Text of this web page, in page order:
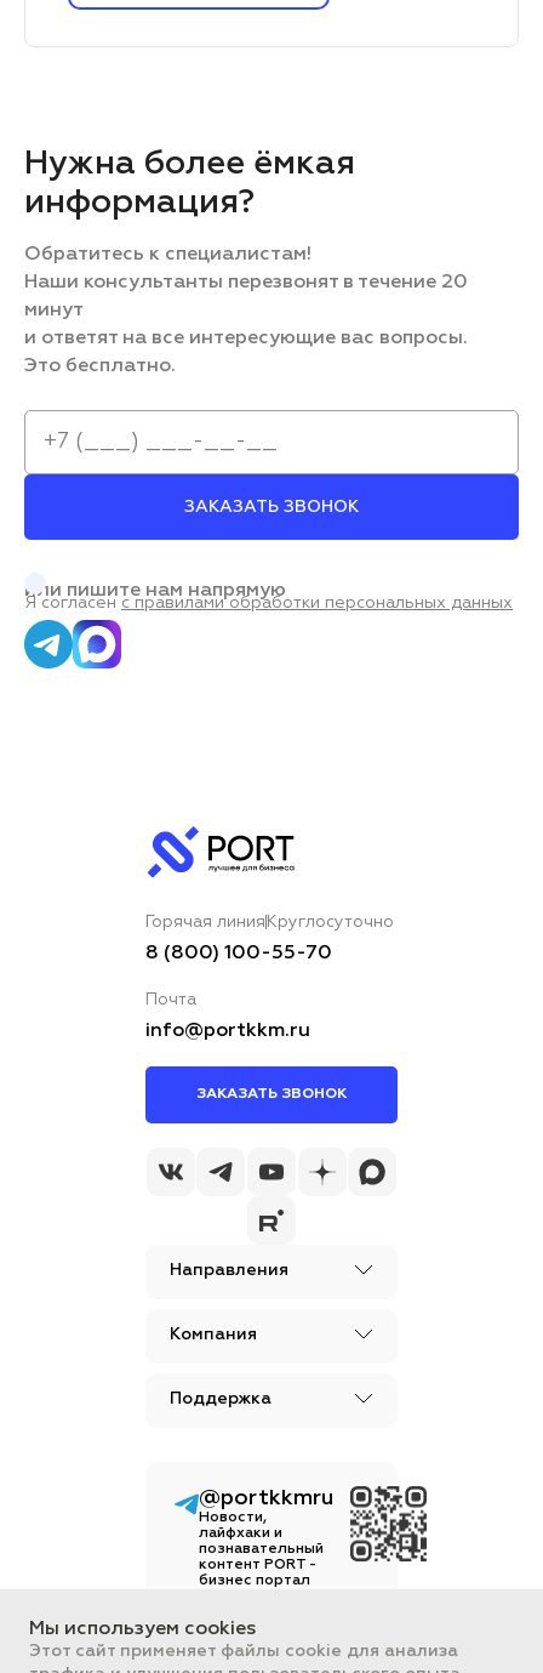
Нужна более ёмкая
информация?
Обратитесь к специалистам!
Наши консультанты перезвонят в течение 20
минут
и ответят на все интересующие вас вопросы.
Это бесплатно.
ЗАКАЗАТЬ ЗВОНОК
Я согласен с правилами обработки персональных данных
или пишите нам напрямую
Направления
Компания
Поддержка
Горячая линия Круглосуточно
8 (800) 100-55-70
Почта
info@portkkm.ru
ЗАКАЗАТЬ ЗВОНОК
Вся информация, размещенная на
сайте, носит ознакомительный
характер и не является
@portkkmru
Новости,
лайфхаки и
познавательный
контент PORT -
бизнес портал
Мы используем cookies
Этот сайт применяет файлы cookie для анализа